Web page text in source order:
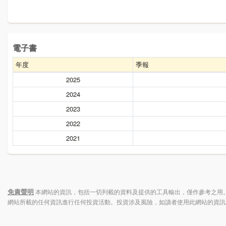
電子書
年度
季報
2025
2024
2023
2022
2021
免責聲明本網站的資訊，包括一切列載的資料及提供的工具輸出，僅作參考之
網站所載的任何資訊進行任何投資活動。投資涉及風險，如讀者使用此網站的資